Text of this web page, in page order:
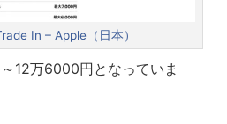
In – Apple（日本）
12万6000円となっていま